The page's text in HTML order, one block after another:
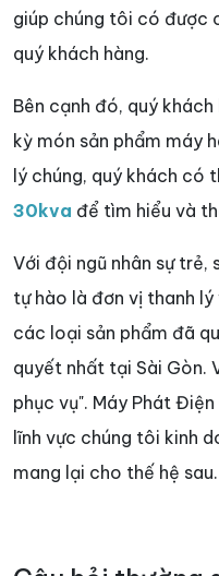
giúp chúng tôi có được
quý khách hàng.
Bên cạnh đó, quý
kỳ món sản phẩm máy
lý chúng, quý khách có
30kva để tìm hiểu và
Với đội ngũ nhân sự trẻ,
tự hào là đơn vị thanh lý
các loại sản phẩm đã
quyết nhất tại Sài Gòn.
phục vụ". Máy Phát
lĩnh vực chúng tôi kinh
mang lại cho thế hệ sau.